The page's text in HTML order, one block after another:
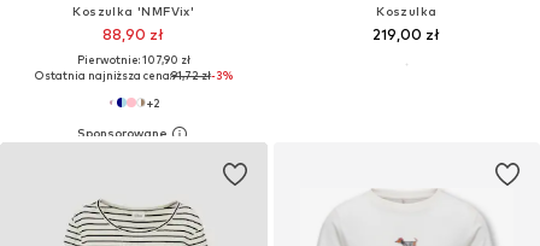
Koszulka 'NMFVix'
88,90 zł
Pierwotnie: 107,90 zł
Ostatnia najniższa cena:91,72 zł-3%
+2
Koszulka
219,00 zł